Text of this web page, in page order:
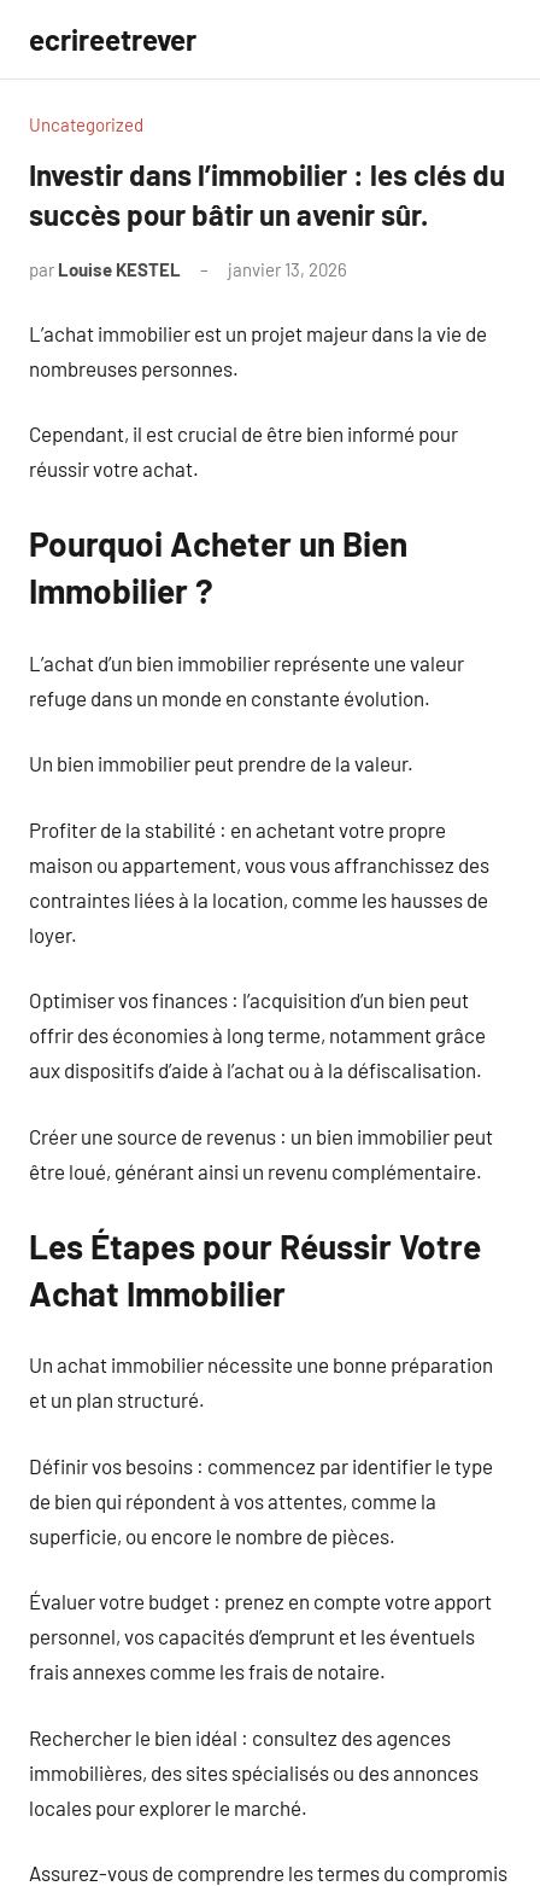
contenu
ecrireetrever
Uncategorized
Investir dans l’immobilier : les clés du
succès pour bâtir un avenir sûr.
par Louise KESTEL janvier 13, 2026
L’achat immobilier est un projet majeur dans la vie de
nombreuses personnes.
Cependant, il est crucial de être bien informé pour
réussir votre achat.
Pourquoi Acheter un Bien
Immobilier ?
L’achat d’un bien immobilier représente une valeur
refuge dans un monde en constante évolution.
Un bien immobilier peut prendre de la valeur.
Profiter de la stabilité : en achetant votre propre
maison ou appartement, vous vous affranchissez des
contraintes liées à la location, comme les hausses de
loyer.
Optimiser vos finances : l’acquisition d’un bien peut
offrir des économies à long terme, notamment grâce
aux dispositifs d’aide à l’achat ou à la défiscalisation.
Créer une source de revenus : un bien immobilier peut
être loué, générant ainsi un revenu complémentaire.
Les Étapes pour Réussir Votre
Achat Immobilier
Un achat immobilier nécessite une bonne préparation
et un plan structuré.
Définir vos besoins : commencez par identifier le type
de bien qui répondent à vos attentes, comme la
superficie, ou encore le nombre de pièces.
Évaluer votre budget : prenez en compte votre apport
personnel, vos capacités d’emprunt et les éventuels
frais annexes comme les frais de notaire.
Rechercher le bien idéal : consultez des agences
immobilières, des sites spécialisés ou des annonces
locales pour explorer le marché.
Assurez-vous de comprendre les termes du compromis